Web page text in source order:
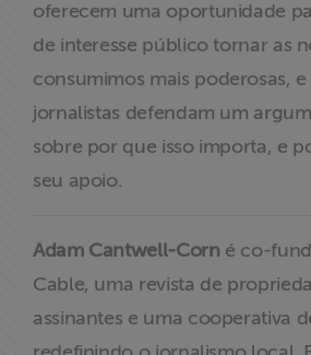
oferecem uma oportunidade
de interesse público tornar as
consumimos mais poderosas,
jornalistas defendam um
sobre por que isso importa, e
seu apoio.
Adam Cantwell-Corn é co-
Cable, uma revista de
assinantes e uma cooperativa